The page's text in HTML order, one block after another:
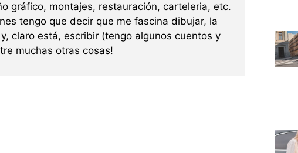
gráfico, montajes, restauración, carteleria, etc.
tengo que decir que me fascina dibujar, la
claro está, escribir (tengo algunos cuentos y
muchas otras cosas!